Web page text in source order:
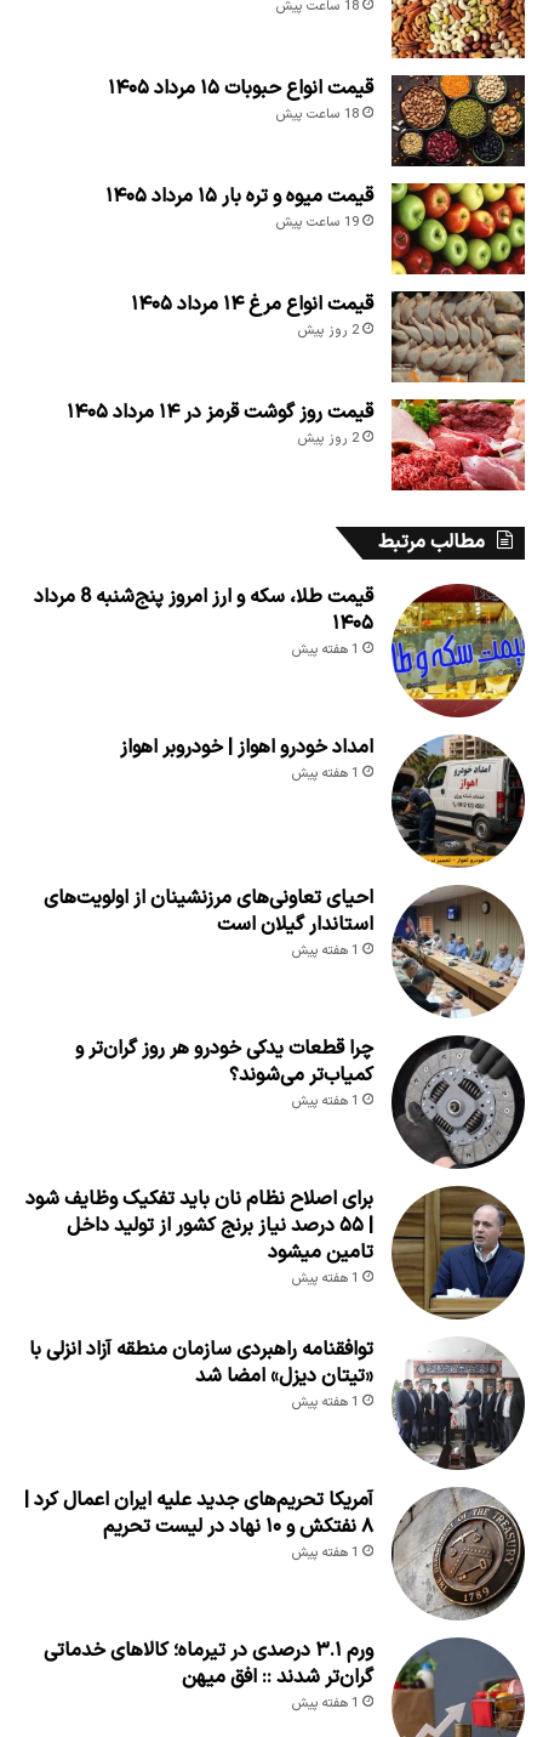
18 ساعت پیش
قیمت انواع حبوبات ۱۵ مرداد ۱۴۰۵
18 ساعت پیش
قیمت میوه و تره بار ۱۵ مرداد ۱۴۰۵
19 ساعت پیش
قیمت انواع مرغ ۱۴ مرداد ۱۴۰۵
2 روز پیش
قیمت روز گوشت قرمز در ۱۴ مرداد ۱۴۰۵
2 روز پیش
مطالب مرتبط
قیمت طلا، سکه و ارز امروز پنج‌شنبه 8 مرداد
۱۴۰۵
1 هفته پیش
امداد خودرو اهواز | خودروبر اهواز
1 هفته پیش
احیای تعاونی‌های مرزنشینان از اولویت‌های
استاندار گیلان است
1 هفته پیش
چرا قطعات یدکی خودرو هر روز گران‌تر و
کمیاب‌تر می‌شوند؟
1 هفته پیش
برای اصلاح نظام نان باید تفکیک وظایف شود
| ۵۵ درصد نیاز برنج کشور از تولید داخل
تامین میشود
1 هفته پیش
توافقنامه راهبردی سازمان منطقه آزاد انزلی با
«تیتان دیزل» امضا شد
1 هفته پیش
آمریکا تحریم‌های جدید علیه ایران اعمال کرد |
۸ نفتکش و ۱۰ نهاد در لیست تحریم
1 هفته پیش
ورم ۳.۱ درصدی در تیرماه؛ کالاهای خدماتی
گران‌تر شدند :: افق میهن
1 هفته پیش